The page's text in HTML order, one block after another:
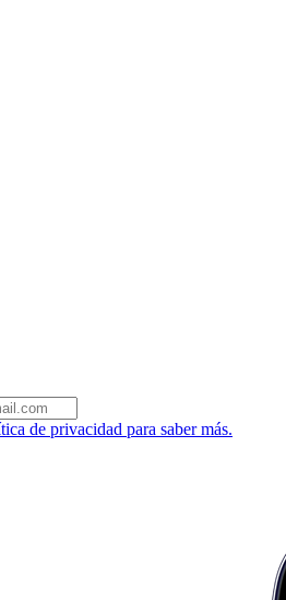
de privacidad para saber más.